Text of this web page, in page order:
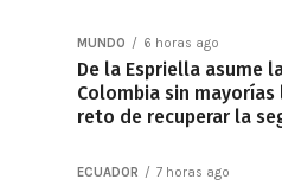
MUNDO 6 horas ago
De la Espriella asume
Colombia sin
reto de recuperar la
ECUADOR 7 horas ago